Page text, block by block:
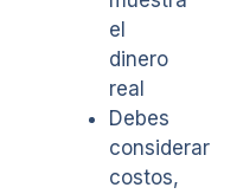
el
dinero
real
Debes
considerar
costos,